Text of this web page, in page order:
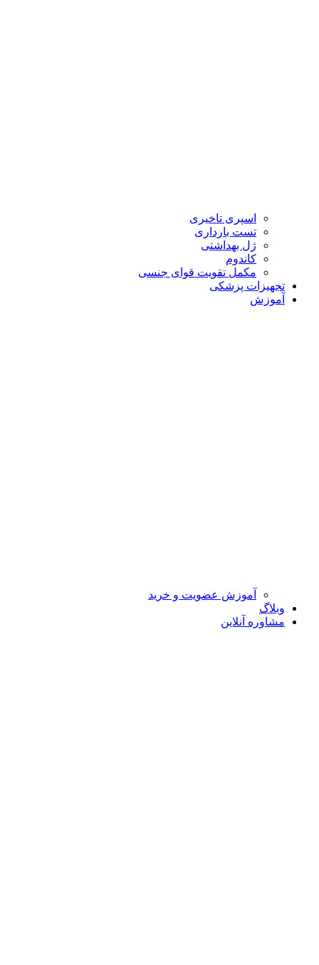
اسپری تاخیری
تست بارداری
ژل بهداشتی
کاندوم
مکمل تقویت قوای جنسی
تجهیزات پزشکی
آموزش
آموزش عضویت و خرید
وبلاگ
مشاوره آنلاین